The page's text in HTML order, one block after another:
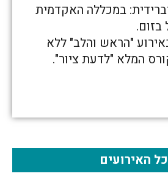
במכללה האקדמית
בזום.
"הראש והלב" ללא
המלא "לדעת ציור".
האירועים